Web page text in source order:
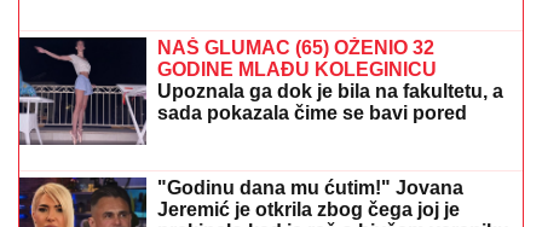
ORBAN POSETIO TRUBAČKU
LEGENDUMađarski političar uživa na
Saboru trubača u Guči: Pozdravio se
sa muzičarima i jeo svadbarski kupus